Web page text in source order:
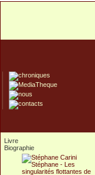
Livre
Biographie